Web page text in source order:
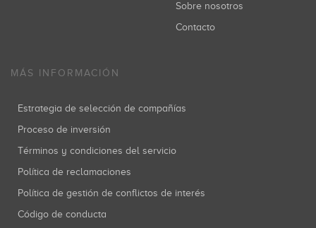
Sobre nosotros
Contacto
MÁS INFORMACIÓN
Estrategia de selección de compañías
Proceso de inversión
Términos y condiciones del servicio
Política de reclamaciones
Política de gestión de conflictos de interés
Código de conducta